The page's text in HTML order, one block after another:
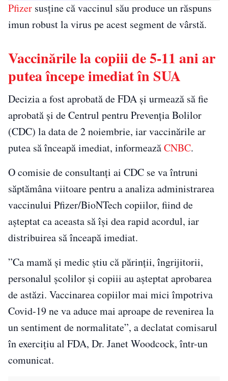
Pfizer susține că vaccinul său produce un răspuns
imun robust la virus pe acest segment de vârstă.
Vaccinările la copiii de 5-11 ani ar
putea începe imediat în SUA
Decizia a fost aprobată de FDA și urmează să fie
aprobată și de Centrul pentru Prevenția Bolilor
(CDC) la data de 2 noiembrie, iar vaccinările ar
putea să înceapă imediat, informeazăCNBC.
O comisie de consultanţi ai CDC se va întruni
săptămâna viitoare pentru a analiza administrarea
vaccinului Pfizer/BioNTech copiilor, fiind de
aşteptat ca aceasta să îşi dea rapid acordul, iar
distribuirea să înceapă imediat.
”Ca mamă şi medic ştiu că părinţii, îngrijitorii,
personalul şcolilor şi copiii au aşteptat aprobarea
de astăzi. Vaccinarea copiilor mai mici împotriva
Covid-19 ne va aduce mai aproape de revenirea la
un sentiment de normalitate”, a declatat comisarul
în exerciţiu al FDA, Dr. Janet Woodcock, într-un
comunicat.